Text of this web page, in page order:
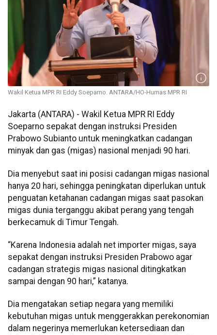
Wakil Ketua MPR RI Eddy Soeparno. ANTARA/HO-Humas MPR RI
Jakarta (ANTARA) - Wakil Ketua MPR RI Eddy
Soeparno sepakat dengan instruksi Presiden
Prabowo Subianto untuk meningkatkan cadangan
minyak dan gas (migas) nasional menjadi 90 hari.
Dia menyebut saat ini posisi cadangan migas nasional
hanya 20 hari, sehingga peningkatan diperlukan untuk
penguatan ketahanan cadangan migas saat pasokan
migas dunia terganggu akibat perang yang tengah
berkecamuk di Timur Tengah.
“Karena Indonesia adalah net importer migas, saya
sepakat dengan instruksi Presiden Prabowo agar
cadangan strategis migas nasional ditingkatkan
sampai dengan 90 hari,” katanya.
Dia mengatakan setiap negara yang memiliki
kebutuhan migas untuk menggerakkan perekonomian
dalam negerinya memerlukan ketersediaan dan